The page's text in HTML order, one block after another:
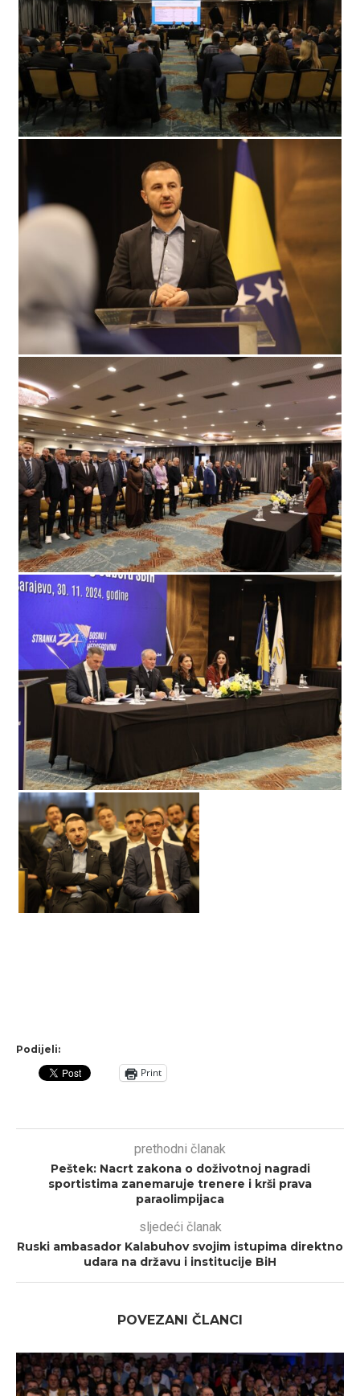
Podijeli:
Print
prethodni članak
Peštek: Nacrt zakona o doživotnoj nagradi
sportistima zanemaruje trenere i krši prava
paraolimpijaca
sljedeći članak
Ruski ambasador Kalabuhov svojim istupima direktno
udara na državu i institucije BiH
POVEZANI ČLANCI